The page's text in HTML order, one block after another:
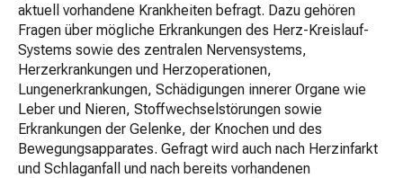
aktuell vorhandene Krankheiten befragt. Dazu gehören
Fragen über mögliche Erkrankungen des Herz-Kreislauf-
Systems sowie des zentralen Nervensystems,
Herzerkrankungen und Herzoperationen,
Lungenerkrankungen, Schädigungen innerer Organe wie
Leber und Nieren, Stoffwechselstörungen sowie
Erkrankungen der Gelenke, der Knochen und des
Bewegungsapparates. Gefragt wird auch nach Herzinfarkt
und Schlaganfall und nach bereits vorhandenen